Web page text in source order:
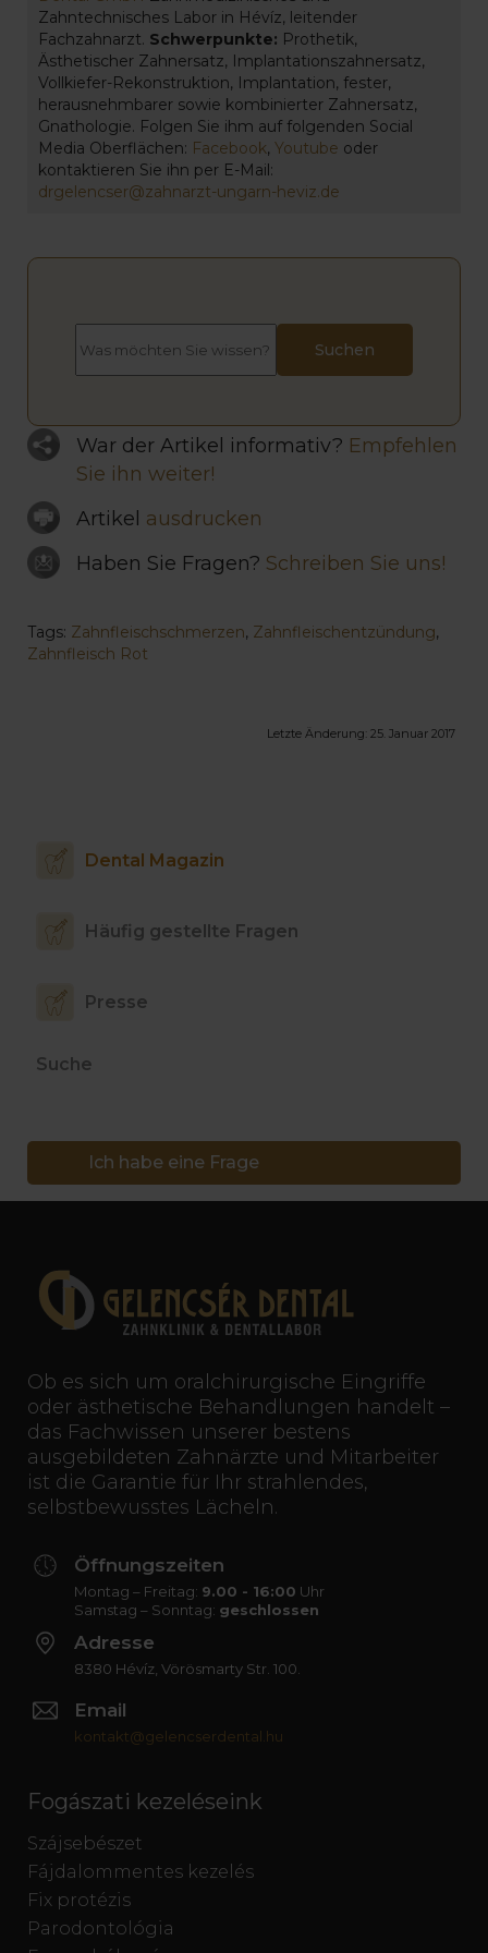
Zahntechnisches Labor in Hévíz, leitender
Fachzahnarzt. Schwerpunkte: Prothetik,
Ästhetischer Zahnersatz, Implantationszahnersatz,
Vollkiefer-Rekonstruktion, Implantation, fester,
herausnehmbarer sowie kombinierter Zahnersatz,
Gnathologie. Folgen Sie ihm auf folgenden Social
Media Oberflächen: Facebook, Youtube oder
kontaktieren Sie ihn per E-Mail:
drgelencser@zahnarzt-ungarn-heviz.de
War der Artikel informativ? Empfehlen
Sie ihn weiter!
Artikel ausdrucken
Haben Sie Fragen? Schreiben Sie uns!
Tags: Zahnfleischschmerzen, Zahnfleischentzündung,
Zahnfleisch Rot
Letzte Änderung: 25. Januar 2017
Dental Magazin
Häufig gestellte Fragen
Presse
Suche
Ich habe eine Frage
Ob es sich um oralchirurgische Eingriffe
oder ästhetische Behandlungen handelt –
das Fachwissen unserer bestens
ausgebildeten Zahnärzte und Mitarbeiter
ist die Garantie für Ihr strahlendes,
selbstbewusstes Lächeln.
Öffnungszeiten
Montag – Freitag: 9.00 - 16:00 Uhr
Samstag – Sonntag: geschlossen
Adresse
8380 Hévíz, Vörösmarty Str. 100.
Email
kontakt@gelencserdental.hu
Fogászati kezeléseink
Szájsebészet
Fájdalommentes kezelés
Fix protézis
Parodontológia